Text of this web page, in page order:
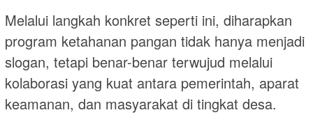
Melalui langkah konkret seperti ini, diharapkan
program ketahanan pangan tidak hanya menjadi
slogan, tetapi benar-benar terwujud melalui
kolaborasi yang kuat antara pemerintah, aparat
keamanan, dan masyarakat di tingkat desa.